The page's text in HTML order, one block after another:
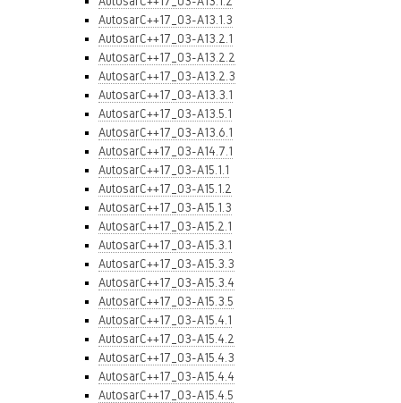
AutosarC++17_03-A13.1.3
AutosarC++17_03-A13.2.1
AutosarC++17_03-A13.2.2
AutosarC++17_03-A13.2.3
AutosarC++17_03-A13.3.1
AutosarC++17_03-A13.5.1
AutosarC++17_03-A13.6.1
AutosarC++17_03-A14.7.1
AutosarC++17_03-A15.1.1
AutosarC++17_03-A15.1.2
AutosarC++17_03-A15.1.3
AutosarC++17_03-A15.2.1
AutosarC++17_03-A15.3.1
AutosarC++17_03-A15.3.3
AutosarC++17_03-A15.3.4
AutosarC++17_03-A15.3.5
AutosarC++17_03-A15.4.1
AutosarC++17_03-A15.4.2
AutosarC++17_03-A15.4.3
AutosarC++17_03-A15.4.4
AutosarC++17_03-A15.4.5